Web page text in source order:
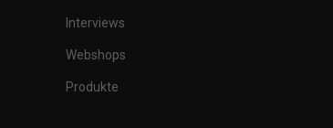
Interviews
Webshops
Produkte